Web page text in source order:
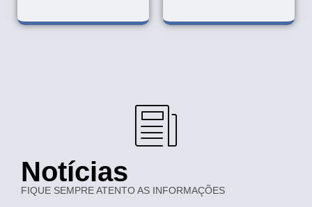
Notícias
FIQUE SEMPRE ATENTO AS INFORMAÇÕES